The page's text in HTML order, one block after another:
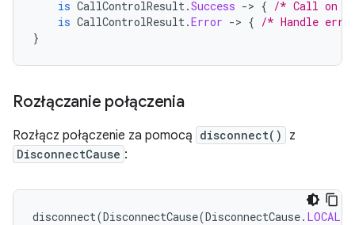
is CallControlResult.Success -> { /* Call on
is CallControlResult.Error -> { /* Handle
}
Rozłączanie połączenia
Rozłącz połączenie za pomocą disconnect() z
DisconnectCause :
disconnect(DisconnectCause(DisconnectCause. LOCAL